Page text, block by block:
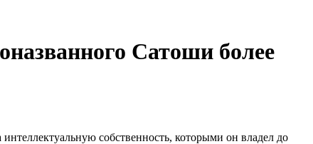
Сатоши более
собственность, которыми он владел до